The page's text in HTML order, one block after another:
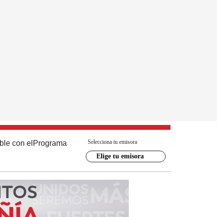
con el Programa Selecciona tu emisora
Elige tu emisora